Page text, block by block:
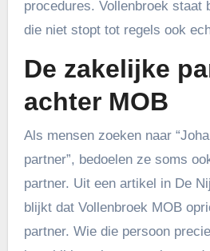
procedures. Vollenbroek staat
die niet stopt tot regels ook
De zakelijke
achter MOB
Als mensen zoeken naar
partner”, bedoelen ze soms
partner. Uit een artikel in De
blijkt dat Vollenbroek MOB
partner. Wie die persoon